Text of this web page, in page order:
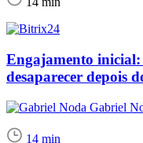
Engajamento
desaparecer depois
Gabriel
14 min